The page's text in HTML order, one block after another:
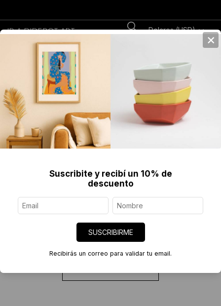
IR A DIDEROT.ART Dolares (USD)
Home Club La Nacion
Descubrí objetos de arte creados por artistas y
×
Suscribite y recibí un 10% de
descuento
SUSCRIBIRME
Recibirás un correo para validar tu email.